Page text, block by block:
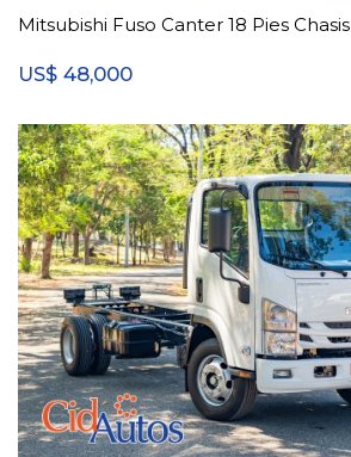
Mitsubishi Fuso Canter 18 Pies Chasis
US$ 48,000